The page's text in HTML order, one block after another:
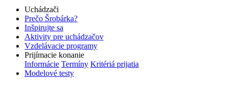
Uchádzači
Prečo Šrobárka?
Inšpirujte sa
Aktivity pre uchádzačov
Vzdelávacie programy
Prijímacie konanie
Informácie Termíny Kritériá prijatia
Modelové testy